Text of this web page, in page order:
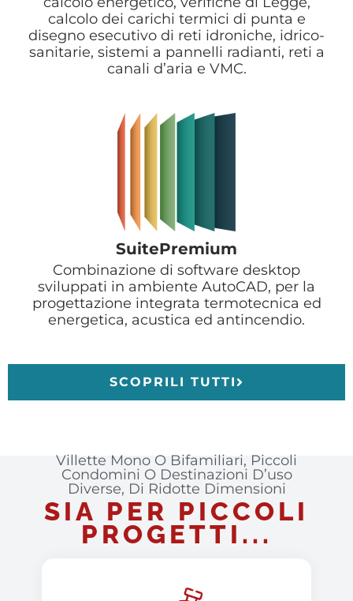
calcolo dei carichi termici di punta e
disegno esecutivo di reti idroniche, idrico-
sanitarie, sistemi a pannelli radianti, reti a
canali d’aria e VMC.
SuitePremium
Combinazione di software desktop
sviluppati in ambiente AutoCAD, per la
progettazione integrata termotecnica ed
energetica, acustica ed antincendio.
SCOPRILI TUTTI
Villette Mono O Bifamiliari, Piccoli
Condomini O Destinazioni D’uso
Diverse, Di Ridotte Dimensioni
SIA PER PICCOLI
PROGETTI...